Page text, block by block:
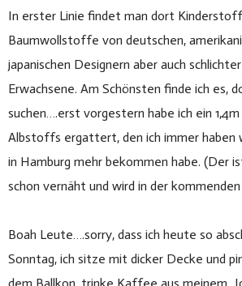
In erster Linie findet man dort
Baumwollstoffe von deutschen,
japanischen Designern aber auch
Erwachsene. Am Schönsten finde ich es,
suchen….erst vorgestern habe ich ein
Albstoffs ergattert, den ich immer haben
in Hamburg mehr bekommen habe. (Der
schon vernäht und wird in der
Boah Leute….sorry, dass ich heute so
Sonntag, ich sitze mit dicker Decke und